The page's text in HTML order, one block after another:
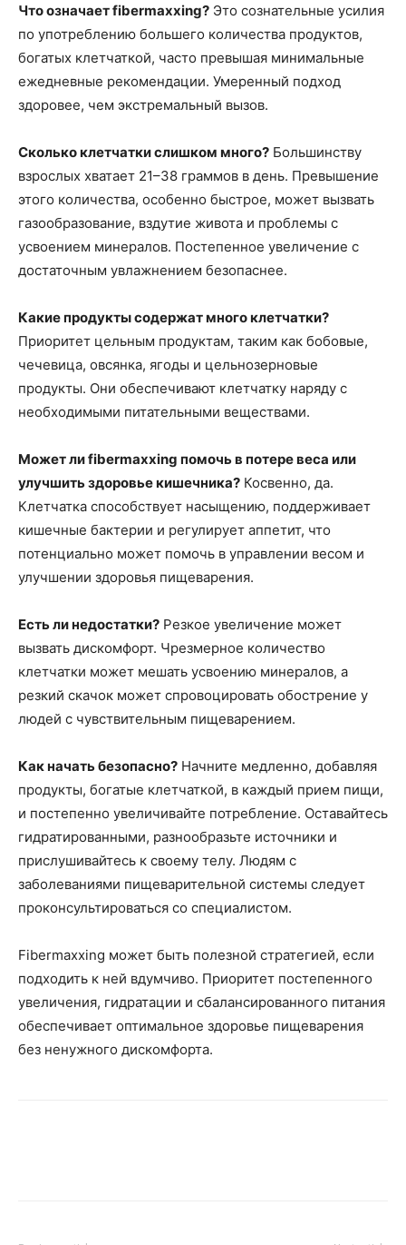
Что означает fibermaxxing? Это сознательные усилия
по употреблению большего количества продуктов,
богатых клетчаткой, часто превышая минимальные
ежедневные рекомендации. Умеренный подход
здоровее, чем экстремальный вызов.
Сколько клетчатки слишком много? Большинству
взрослых хватает 21–38 граммов в день. Превышение
этого количества, особенно быстрое, может вызвать
газообразование, вздутие живота и проблемы с
усвоением минералов. Постепенное увеличение с
достаточным увлажнением безопаснее.
Какие продукты содержат много клетчатки?
Приоритет цельным продуктам, таким как бобовые,
чечевица, овсянка, ягоды и цельнозерновые
продукты. Они обеспечивают клетчатку наряду с
необходимыми питательными веществами.
Может ли fibermaxxing помочь в потере веса или
улучшить здоровье кишечника? Косвенно, да.
Клетчатка способствует насыщению, поддерживает
кишечные бактерии и регулирует аппетит, что
потенциально может помочь в управлении весом и
улучшении здоровья пищеварения.
Есть ли недостатки? Резкое увеличение может
вызвать дискомфорт. Чрезмерное количество
клетчатки может мешать усвоению минералов, а
резкий скачок может спровоцировать обострение у
людей с чувствительным пищеварением.
Как начать безопасно? Начните медленно, добавляя
продукты, богатые клетчаткой, в каждый прием пищи,
и постепенно увеличивайте потребление. Оставайтесь
гидратированными, разнообразьте источники и
прислушивайтесь к своему телу. Людям с
заболеваниями пищеварительной системы следует
проконсультироваться со специалистом.
Fibermaxxing может быть полезной стратегией, если
подходить к ней вдумчиво. Приоритет постепенного
увеличения, гидратации и сбалансированного питания
обеспечивает оптимальное здоровье пищеварения
без ненужного дискомфорта.